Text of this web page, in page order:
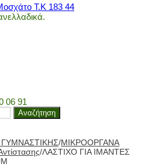
Τ.Κ 183 44
06 91
Αναζήτηση
/ΜΙΚΡΟΟΡΓΑΝΑ
/ΛΑΣΤΙΧΟ ΓΙΑ ΙΜΑΝΤΕΣ